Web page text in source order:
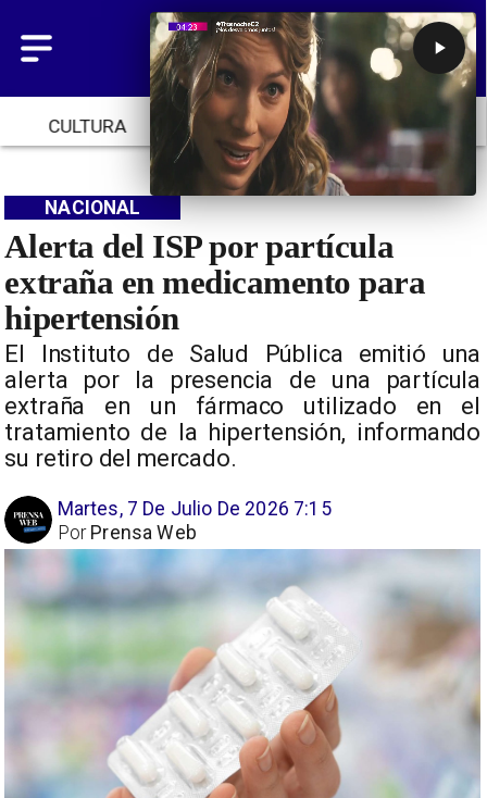
CULTURA TENDENCIAS INICIO
Alerta del ISP por partícula
extraña en medicamento para
hipertensión
El Instituto de Salud Pública emitió una
alerta por la presencia de una partícula
extraña en un fármaco utilizado en el
tratamiento de la hipertensión, informando
su retiro del mercado.
NACIONAL
Martes, 7 De Julio De 2026 7:15
Prensa Web
Por